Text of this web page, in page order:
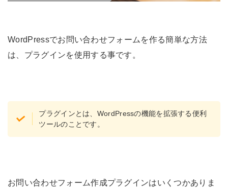
WordPressでお問い合わせフォームを作る簡単な方法
は、プラグインを使用する事です。
プラグインとは、WordPressの機能を拡張する便利
ツールのことです。
お問い合わせフォーム作成プラグインはいくつかありま